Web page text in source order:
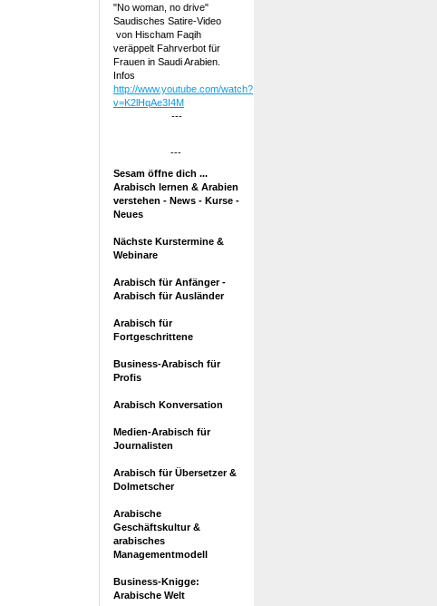
"No woman, no drive"
Saudisches Satire-Video
von Hischam Faqih
veräppelt Fahrverbot für
Frauen in Saudi Arabien.
Infos
http://www.youtube.com/watch?
v=K2lHqAe3I4M
---
---
Sesam öffne dich ...
Arabisch lernen & Arabien
verstehen - News - Kurse -
Neues
Nächste Kurstermine &
Webinare
Arabisch für Anfänger -
Arabisch für Ausländer
Arabisch für
Fortgeschrittene
Business-Arabisch für
Profis
Arabisch Konversation
Medien-Arabisch für
Journalisten
Arabisch für Übersetzer &
Dolmetscher
Arabische
Geschäftskultur &
arabisches
Managementmodell
Business-Knigge:
Arabische Welt